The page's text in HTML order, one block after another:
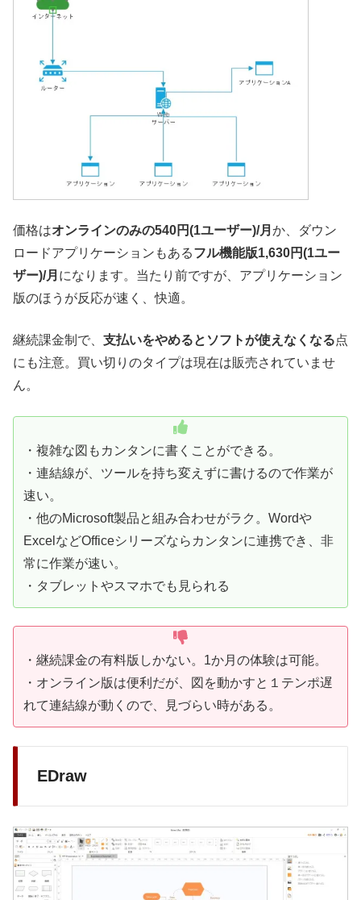
価格はオンラインのみの540円(1ユーザー)/月 か、ダウン
ロードアプリケーションもあるフル機能版1,630円(1ユー
ザー)/月 になります。当たり前ですが、アプリケーション
版のほうが反応が速く、快適。
継続課金制で、 支払いをやめるとソフトが使えなくなる点
にも注意。買い切りのタイプは現在は販売されていませ
ん。
・複雑な図もカンタンに書くことができる。
・連結線が、ツールを持ち変えずに書けるので作業が
速い。
・他のMicrosoft製品と組み合わせがラク。Wordや
ExcelなどOfficeシリーズならカンタンに連携でき、非
常に作業が速い。
・タブレットやスマホでも見られる
・継続課金の有料版しかない。1か月の体験は可能。
・オンライン版は便利だが、図を動かすと１テンポ遅
れて連結線が動くので、見づらい時がある。
EDraw